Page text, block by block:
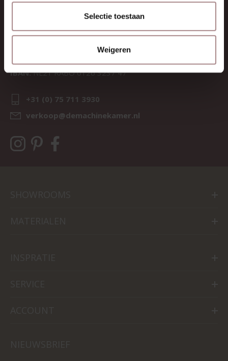
Selectie toestaan
Weigeren
CONTACT
Sav & Økse is een onderdeel van
De Machinekamer
BTW:NL857714545B01
IBAN:NL21 RABO 0126 3237 47
+31 (0) 75 711 3930
verkoop@demachinekamer.nl